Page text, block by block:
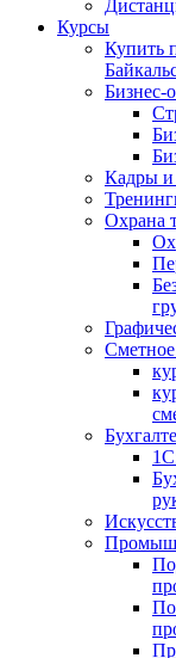
Курсы
Купить
Бизнес-
Кадры и
Охрана